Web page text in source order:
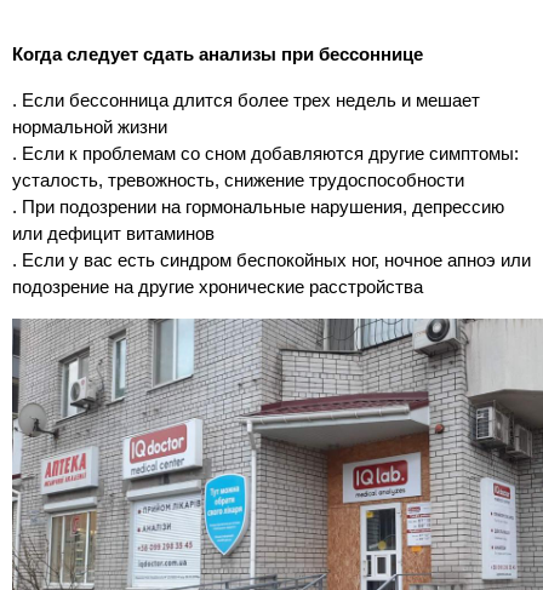
Когда следует сдать анализы при бессоннице
. Если бессонница длится более трех недель и мешает
нормальной жизни
. Если к проблемам со сном добавляются другие симптомы:
усталость, тревожность, снижение трудоспособности
. При подозрении на гормональные нарушения, депрессию
или дефицит витаминов
. Если у вас есть синдром беспокойных ног, ночное апноэ или
подозрение на другие хронические расстройства